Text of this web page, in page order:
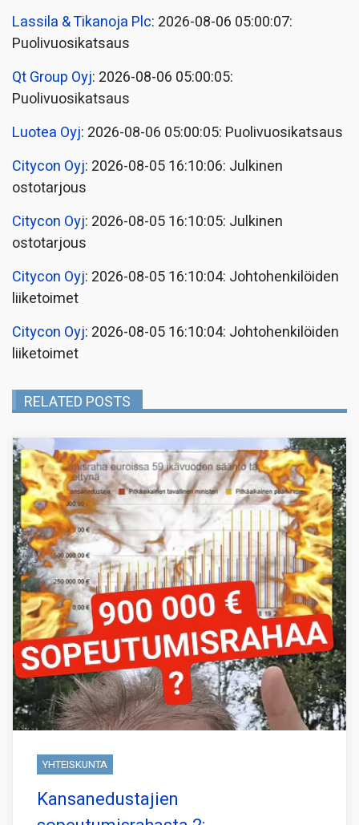
Lassila & Tikanoja Plc: 2026-08-06 05:00:07:
Puolivuosikatsaus
Qt Group Oyj: 2026-08-06 05:00:05:
Puolivuosikatsaus
Luotea Oyj: 2026-08-06 05:00:05: Puolivuosikatsaus
Citycon Oyj: 2026-08-05 16:10:06: Julkinen
ostotarjous
Citycon Oyj: 2026-08-05 16:10:05: Julkinen
ostotarjous
Citycon Oyj: 2026-08-05 16:10:04: Johtohenkilöiden
liiketoimet
Citycon Oyj: 2026-08-05 16:10:04: Johtohenkilöiden
liiketoimet
RELATED POSTS
YHTEISKUNTA
Kansanedustajien